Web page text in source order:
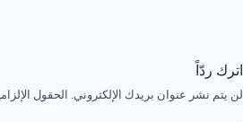
اترك ردّاً
لن يتم نشر عنوان بريدك الإلكتروني. الحقول